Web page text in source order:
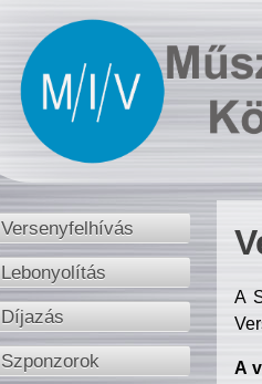
Versenyfelhívás
Lebonyolítás
Díjazás
Szponzorok
A
A